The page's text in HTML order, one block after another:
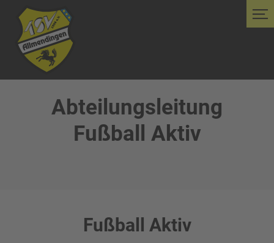
Abteilungsleitung
Fußball Aktiv
Fußball Aktiv